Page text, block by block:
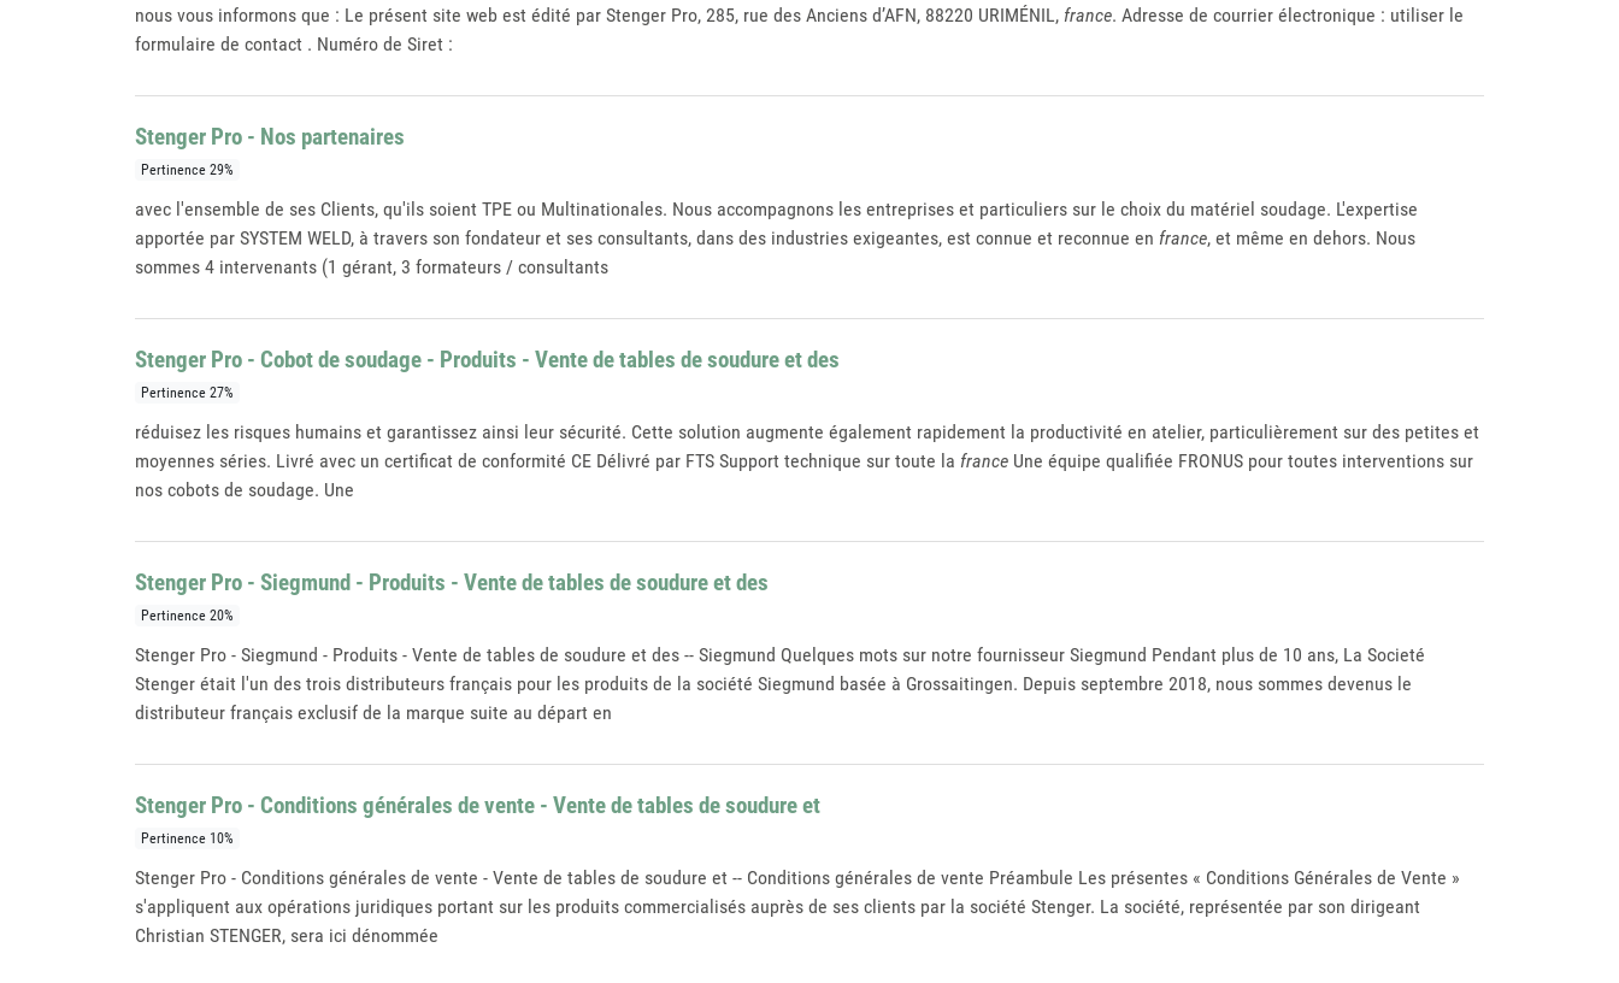
nous vous informons que : Le présent site web est édité par Stenger Pro, 285, rue des Anciens d’AFN, 88220 URIMÉNIL, france. Adresse de courrier électronique : utiliser le
formulaire de contact . Numéro de Siret :
Stenger Pro - Nos partenaires
Pertinence 29%
avec l'ensemble de ses Clients, qu'ils soient TPE ou Multinationales. Nous accompagnons les entreprises et particuliers sur le choix du matériel soudage. L'expertise
apportée par SYSTEM WELD, à travers son fondateur et ses consultants, dans des industries exigeantes, est connue et reconnue en france, et même en dehors. Nous
sommes 4 intervenants (1 gérant, 3 formateurs / consultants
Stenger Pro - Cobot de soudage - Produits - Vente de tables de soudure et des
Pertinence 27%
réduisez les risques humains et garantissez ainsi leur sécurité. Cette solution augmente également rapidement la productivité en atelier, particulièrement sur des petites et
moyennes séries. Livré avec un certificat de conformité CE Délivré par FTS Support technique sur toute la france Une équipe qualifiée FRONUS pour toutes interventions sur
nos cobots de soudage. Une
Stenger Pro - Siegmund - Produits - Vente de tables de soudure et des
Pertinence 20%
Stenger Pro - Siegmund - Produits - Vente de tables de soudure et des -- Siegmund Quelques mots sur notre fournisseur Siegmund Pendant plus de 10 ans, La Societé
Stenger était l'un des trois distributeurs français pour les produits de la société Siegmund basée à Grossaitingen. Depuis septembre 2018, nous sommes devenus le
distributeur français exclusif de la marque suite au départ en
Stenger Pro - Conditions générales de vente - Vente de tables de soudure et
Pertinence 10%
Stenger Pro - Conditions générales de vente - Vente de tables de soudure et -- Conditions générales de vente Préambule Les présentes « Conditions Générales de Vente »
s'appliquent aux opérations juridiques portant sur les produits commercialisés auprès de ses clients par la société Stenger. La société, représentée par son dirigeant
Christian STENGER, sera ici dénommée